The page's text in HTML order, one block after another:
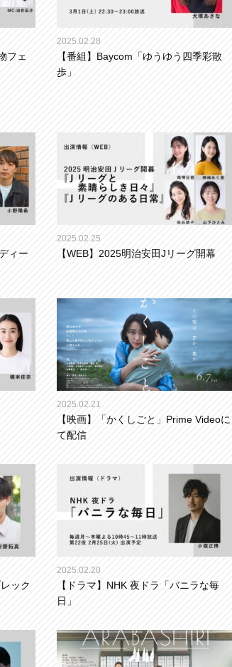
フェ
2025.02.28
【番組】Baycom「ゆうゆう四季彩散
歩」
ィー
2025.02.25
【WEB】2025明治安田Jリーグ開幕
2025.02.21
【映画】「かくしごと」Prime Videoに
て配信
ック
2025.02.20
【ドラマ】NHK 夜ドラ「バニラな毎
日」